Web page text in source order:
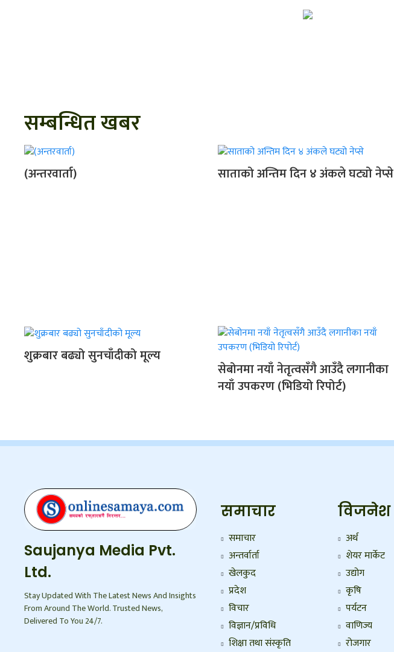
सम्बन्धित खबर
(अन्तरवार्ता)
साताको अन्तिम दिन ४ अंकले घट्यो नेप्से
शुक्रबार बढ्यो सुनचाँदीको मूल्य
सेबोनमा नयाँ नेतृत्वसँगै आउँदै लगानीका
नयाँ उपकरण (भिडियो रिपोर्ट)
Saujanya Media Pvt.
Ltd.
Stay Updated With The Latest News And Insights
From Around The World. Trusted News,
Delivered To You 24/7.
समाचार
समाचार
अन्तर्वार्ता
खेलकुद
प्रदेश
विचार
विज्ञान/प्रविधि
शिक्षा तथा संस्कृति
विजनेश
अर्थ
शेयर मार्केट
उद्योग
कृषि
पर्यटन
वाणिज्य
रोजगार